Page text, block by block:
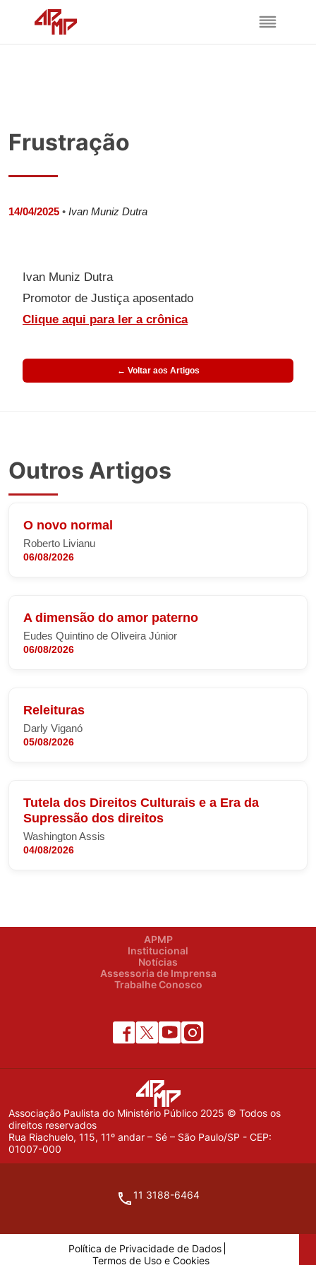
Frustração
14/04/2025 • Ivan Muniz Dutra
Ivan Muniz Dutra
Promotor de Justiça aposentado
Clique aqui para ler a crônica
← Voltar aos Artigos
Outros Artigos
O novo normal
Roberto Livianu
06/08/2026
A dimensão do amor paterno
Eudes Quintino de Oliveira Júnior
06/08/2026
Releituras
Darly Viganó
05/08/2026
Tutela dos Direitos Culturais e a Era da
Supressão dos direitos
Washington Assis
04/08/2026
APMP
Institucional
Notícias
Assessoria de Imprensa
Trabalhe Conosco
Associação Paulista do Ministério Público 2025 © Todos os
direitos reservados
Rua Riachuelo, 115, 11º andar – Sé – São Paulo/SP - CEP:
01007-000
11 3188-6464
Política de Privacidade de Dados
Termos de Uso e Cookies